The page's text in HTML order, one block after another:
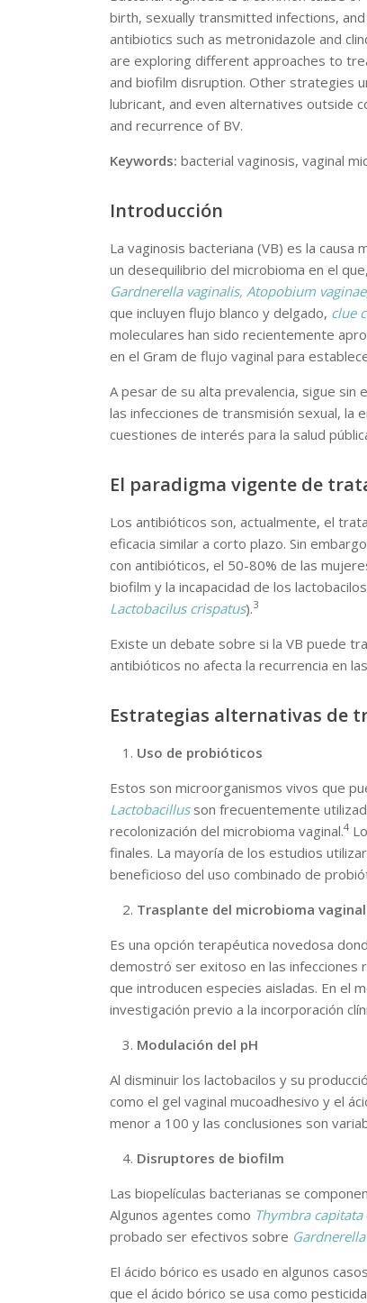
birth, sexually transmitted infections,
antibiotics such as metronidazole and
are exploring different approaches to
and biofilm disruption. Other strategies
lubricant, and even alternatives outside
and recurrence of BV.
Keywords: bacterial vaginosis, vaginal
Introducción
La vaginosis bacteriana (VB) es la
un desequilibrio del microbioma en el
Gardnerella vaginalis, Atopobium
que incluyen flujo blanco y delgado, clue
moleculares han sido recientemente
en el Gram de flujo vaginal para
A pesar de su alta prevalencia, sigue
las infecciones de transmisión sexual, la
cuestiones de interés para la salud
El paradigma vigente de
Los antibióticos son, actualmente, el
eficacia similar a corto plazo. Sin
con antibióticos, el 50-80% de las
biofilm y la incapacidad de los
Lactobacilus crispatus).3
Existe un debate sobre si la VB puede
antibióticos no afecta la recurrencia en
Estrategias alternativas de
Uso de probióticos
Estos son microorganismos vivos que
Lactobacillusson frecuentemente
recolonización del microbioma vaginal.4
finales. La mayoría de los estudios
beneficioso del uso combinado de
Trasplante del microbioma vaginal
Es una opción terapéutica novedosa
demostró ser exitoso en las infecciones
que introducen especies aisladas. En el
investigación previo a la incorporación
Modulación del pH
Al disminuir los lactobacilos y su
como el gel vaginal mucoadhesivo y el
menor a 100 y las conclusiones son
Disruptores de biofilm
Las biopelículas bacterianas se
Algunos agentes como Thymbra capitata
probado ser efectivos sobre
El ácido bórico es usado en algunos
que el ácido bórico se usa como